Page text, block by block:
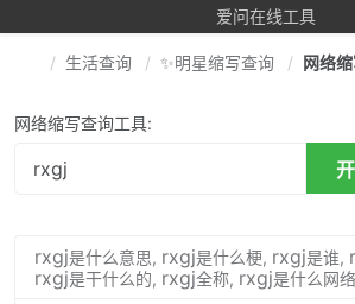
爱问在线工具
生活查询 ✨明星缩写查询 网络
网络缩写查询工具:
rxgj是什么意思, rxgj是什么梗, rxgj是谁,
rxgj是干什么的, rxgj全称, rxgj是什么网络